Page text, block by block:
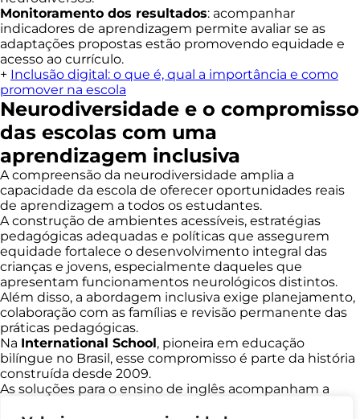
Monitoramento dos resultados: acompanhar
indicadores de aprendizagem permite avaliar se as
adaptações propostas estão promovendo equidade e
acesso ao currículo.
+ Inclusão digital: o que é, qual a importância e como
promover na escola
Neurodiversidade e o compromisso
das escolas com uma
aprendizagem inclusiva
A compreensão da neurodiversidade amplia a
capacidade da escola de oferecer oportunidades reais
de aprendizagem a todos os estudantes.
A construção de ambientes acessíveis, estratégias
pedagógicas adequadas e políticas que assegurem
equidade fortalece o desenvolvimento integral das
crianças e jovens, especialmente daqueles que
apresentam funcionamentos neurológicos distintos.
Além disso, a abordagem inclusiva exige planejamento,
colaboração com as famílias e revisão permanente das
práticas pedagógicas.
Na International School, pioneira em educação
bilíngue no Brasil, esse compromisso é parte da história
construída desde 2009.
As soluções para o ensino de inglês acompanham a